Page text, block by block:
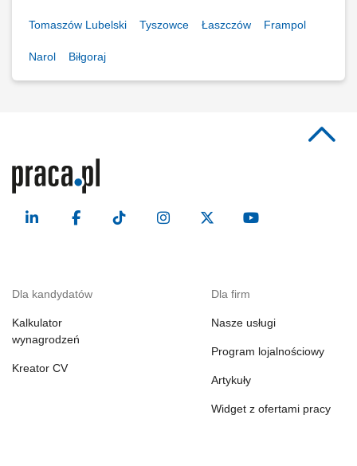
Tomaszów Lubelski Tyszowce Łaszczów Frampol
Narol Biłgoraj
Dla kandydatów
Kalkulator
wynagrodzeń
Kreator CV
Dla firm
Nasze usługi
Program lojalnościowy
Artykuły
Widget z ofertami pracy